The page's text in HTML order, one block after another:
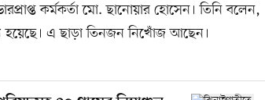
কর্মকর্তা ‌মো. ছানোয়ার হোসেন। তিনি বলেন,
হয়েছে। এ ছাড়া তিনজন নিখোঁজ আছেন।